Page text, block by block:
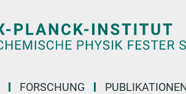
FORSCHUNG